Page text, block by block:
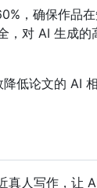
，确保作品
，对 AI 生成的
低论文的 AI
真人写作，让